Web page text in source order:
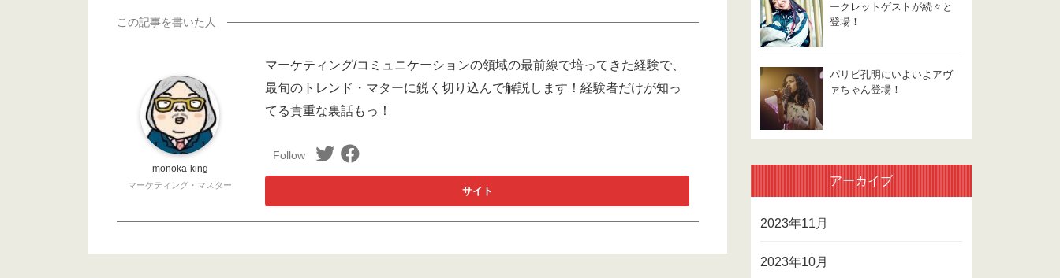
monoka-king
マーケティング・マスター
マーケティング/コミュニケーションの領域の最前線で培ってきた経験で、
最旬のトレンド・マターに鋭く切り込んで解説します！経験者だけが知っ
てる貴重な裏話もっ！
ークレットゲストが続々と
登場！
パリピ孔明にいよいよアヴ
ァちゃん登場！
アーカイブ
2023年11月
2023年10月